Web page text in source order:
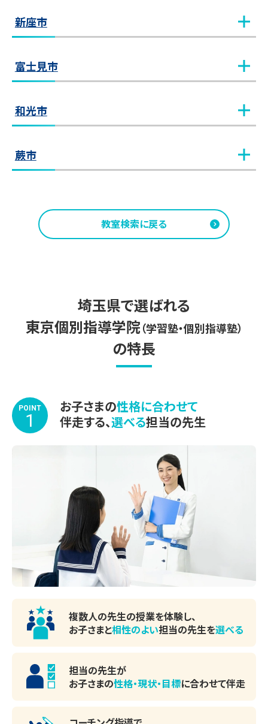
小手指教室 教室見学（無料）
所沢教室
新座市
志木教室 教室見学（無料）
富士見市
ふじみ野教室 教室見学（無料）
和光市
和光教室 教室見学（無料）
蕨市
教室検索に戻る
埼玉県で選ばれる
東京個別指導学院（学習塾・個別指導塾）
の特長
POINT
1
お子さまの性格に合わせて
伴走する、選べる担当の先生
複数人の先生の授業を体験し、
お子さまと相性のよい担当の先生を選べる
担当の先生が
お子さまの性格・現状・目標に合わせて伴走